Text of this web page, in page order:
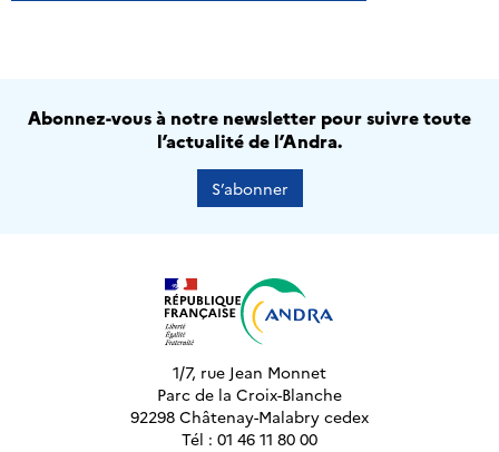
Abonnez-vous à notre newsletter pour suivre toute
l’actualité de l’Andra.
S’abonner
1/7, rue Jean Monnet
Parc de la Croix-Blanche
92298 Châtenay-Malabry cedex
Tél : 01 46 11 80 00